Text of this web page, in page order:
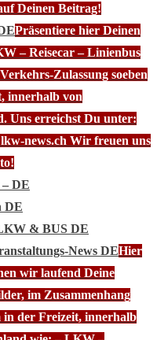
Deinen Beitrag!
Präsentiere hier Deinen
– Reisecar – Linienbus
Zulassung soeben
innerhalb von
Uns erreichst Du unter:
news.ch Wir freuen uns
DE
DE
& BUS DE
News DEHier
wir laufend Deine
im Zusammenhang
in der Freizeit, innerhalb